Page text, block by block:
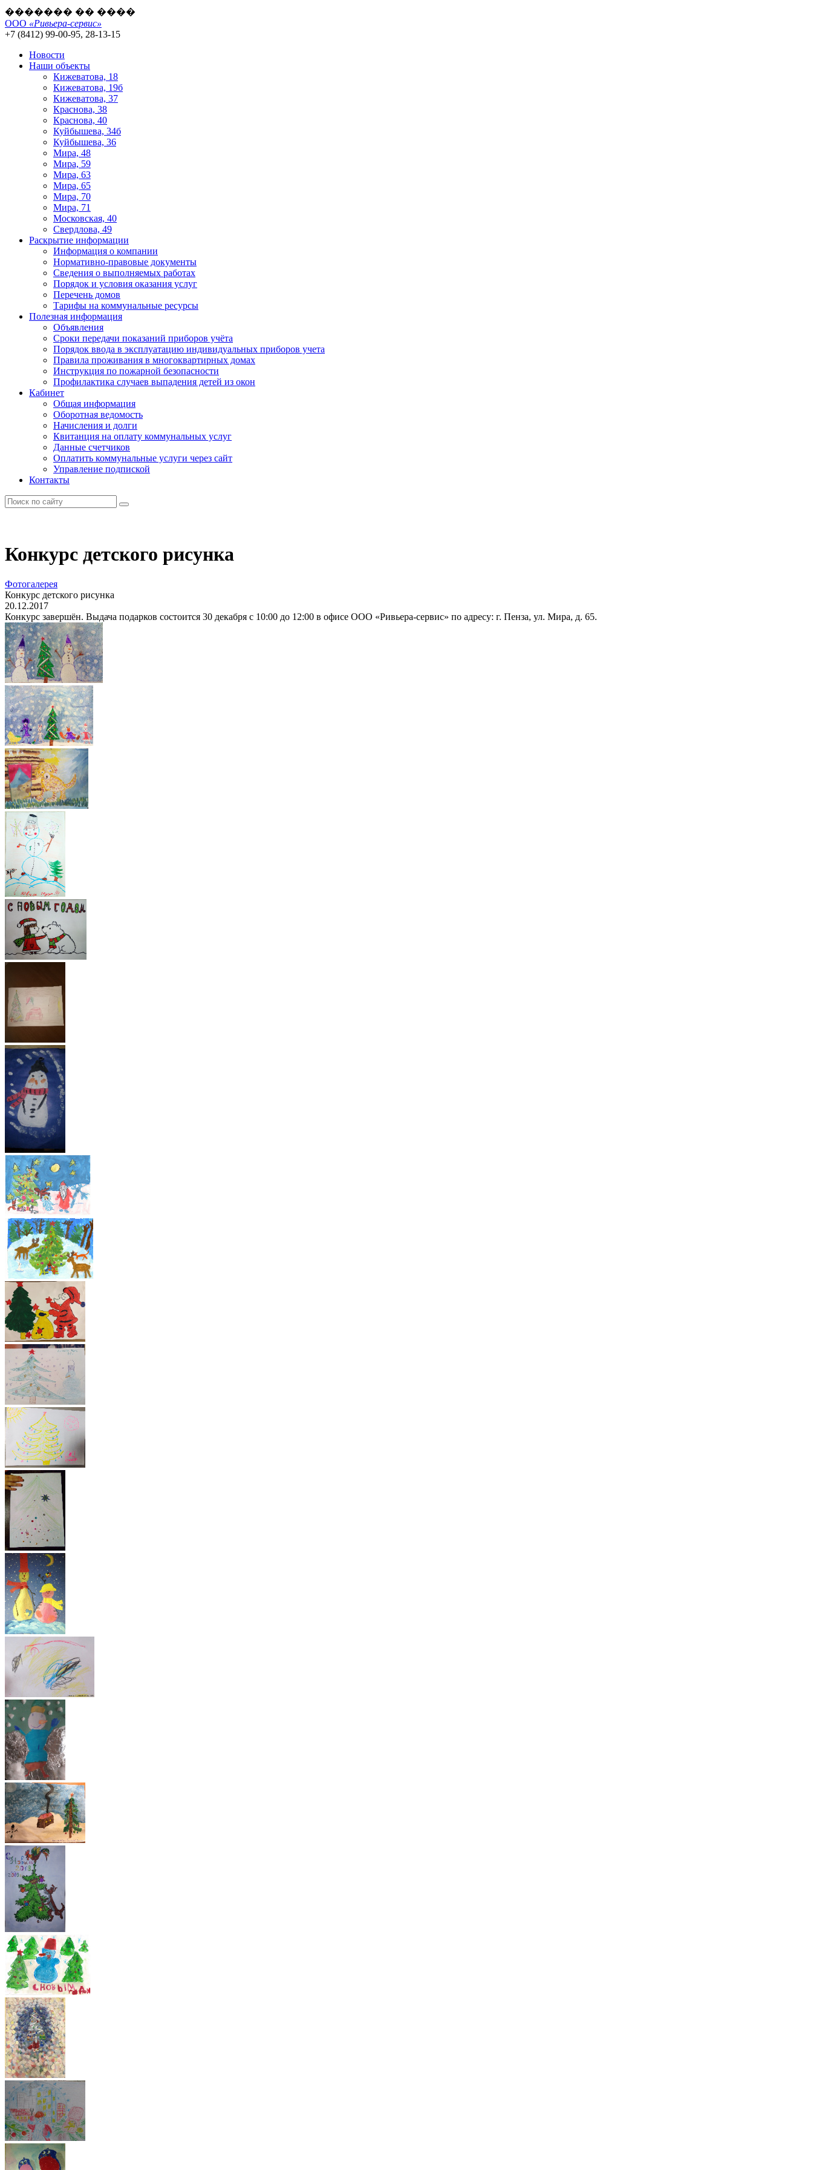
������� �� ����
ООО «Ривьера-сервис»
+7 (8412) 99-00-95, 28-13-15
Новости
Наши объекты
Кижеватова, 18
Кижеватова, 19б
Кижеватова, 37
Краснова, 38
Краснова, 40
Куйбышева, 34б
Куйбышева, 36
Мира, 48
Мира, 59
Мира, 63
Мира, 65
Мира, 70
Мира, 71
Московская, 40
Свердлова, 49
Раскрытие информации
Информация о компании
Нормативно-правовые документы
Сведения о выполняемых работах
Порядок и условия оказания услуг
Перечень домов
Тарифы на коммунальные ресурсы
Полезная информация
Объявления
Сроки передачи показаний приборов учёта
Порядок ввода в эксплуатацию индивидуальных приборов учета
Правила проживания в многоквартирных домах
Инструкция по пожарной безопасности
Профилактика случаев выпадения детей из окон
Кабинет
Общая информация
Оборотная ведомость
Начисления и долги
Квитанция на оплату коммунальных услуг
Данные счетчиков
Оплатить коммунальные услуги через сайт
Управление подпиской
Контакты
Конкурс детского рисунка
Фотогалерея
Конкурс детского рисунка
20.12.2017
Конкурс завершён. Выдача подарков состоится 30 декабря с 10:00 до 12:00 в офисе ООО «Ривьера-сервис» по адресу: г. Пенза, ул. Мира, д. 65.